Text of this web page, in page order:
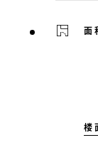
面
楼